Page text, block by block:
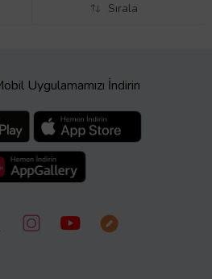
Sırala
Uygulamamızı İndirin